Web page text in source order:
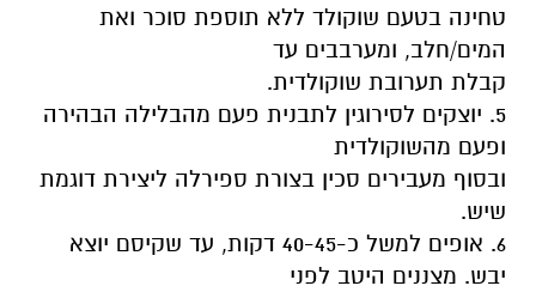
טחינה בטעם שוקולד ללא תוספת סוכר ואת
המים/חלב, ומערבבים עד
קבלת תערובת שוקולדית.
5. יוצקים לסירוגין לתבנית פעם מהבלילה הבהירה
ופעם מהשוקולדית
ובסוף מעבירים סכין בצורת ספירלה ליצירת דוגמת
שיש.
6. אופים למשל כ-40-45 דקות, עד שקיסם יוצא
יבש. מצננים היטב לפני